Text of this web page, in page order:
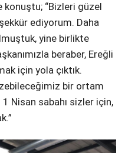
konuştu; “Bizleri güzel
ediyorum. Daha
yine birlikte
beraber, Ereğli
için yola çıktık.
bir ortam
Nisan sabahı sizler için,